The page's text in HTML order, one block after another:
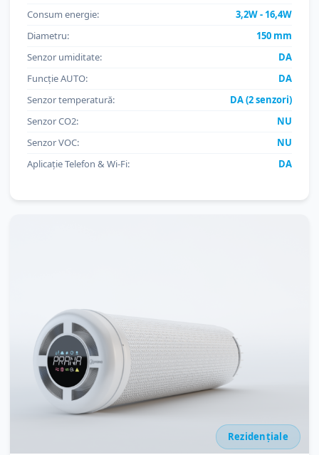
Consum energie:
3,2W - 16,4W
Diametru:
150 mm
Senzor umiditate:
DA
Funcție AUTO:
DA
Senzor temperatură:
DA (2 senzori)
Senzor CO2:
NU
Senzor VOC:
NU
Aplicație Telefon & Wi-Fi:
DA
Rezidențiale